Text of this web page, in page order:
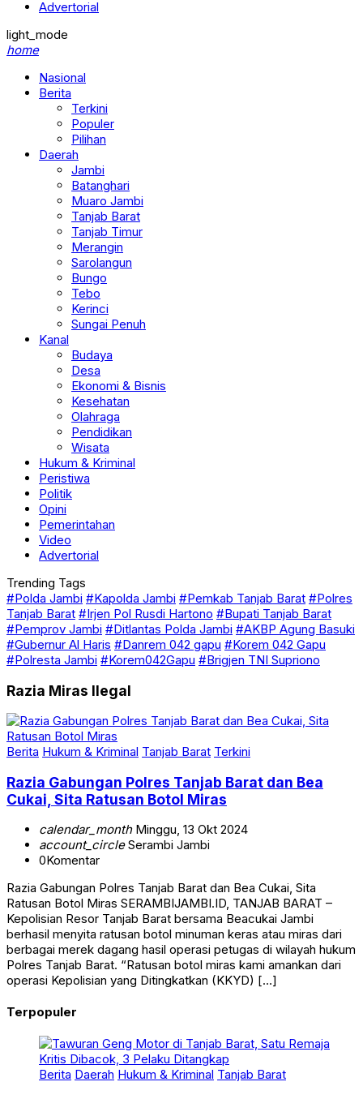
home
Berita
Populer
Pilihan
Daerah
Jambi
Batanghari
Muaro Jambi
Tanjab Barat
Tanjab Timur
Merangin
Sarolangun
Bungo
Tebo
Kerinci
Sungai Penuh
Kanal
Desa
Ekonomi & Bisnis
Kesehatan
Olahraga
Pendidikan
Wisata
Hukum & Kriminal
Peristiwa
Politik
Opini
Pemerintahan
Video
Advertorial
#Polda Jambi
Tanjab Barat #Irjen Pol Rusdi Hartono #Bupati Tanjab Barat
#Pemprov Jambi #Ditlantas Polda Jambi #AKBP Agung Basuki
#Gubernur Al Haris #Danrem 042 gapu #Korem 042 Gapu
#Polresta Jambi #Korem042Gapu #Brigjen TNI Supriono
Berita Hukum & Kriminal
Cukai, Sita Ratusan Botol Miras
account_circleSerambi Jambi
0Komentar
Ratusan Botol Miras SERAMBIJAMBI.ID, TANJAB BARAT –
Kepolisian Resor Tanjab Barat bersama Beacukai Jambi
berhasil menyita ratusan botol minuman keras atau miras dari
berbagai merek dagang hasil operasi petugas di wilayah hukum
Polres Tanjab Barat. “Ratusan botol miras kami amankan dari
operasi Kepolisian yang Ditingkatkan (KKYD) […]
Berita Daerah Hukum & Kriminal Tanjab Barat